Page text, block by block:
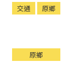
交通 原鄉
原鄉